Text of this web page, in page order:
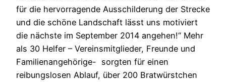
für die hervorragende Ausschilderung der Strecke
und die schöne Landschaft lässt uns motiviert
die nächste im September 2014 angehen!“ Mehr
als 30 Helfer – Vereinsmitglieder, Freunde und
Familienangehörige- sorgten für einen
reibungslosen Ablauf, über 200 Bratwürstchen